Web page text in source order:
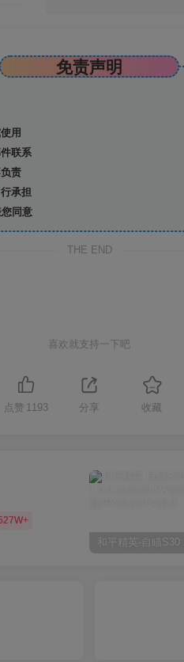
免责声明
用
联系
责
承担
同意
THE END
喜欢就支持一下吧
点赞 1193 分享 收藏